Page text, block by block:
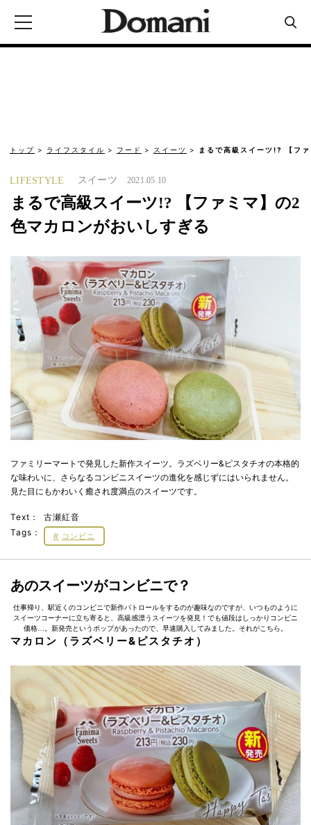
トップ ライフスタイル フード スイーツ まるで高級スイーツ!? 【フ
LIFESTYLE スイーツ 2021.05.10
まるで高級スイーツ!? 【ファミマ】の2
色マカロンがおいしすぎる
ファミリーマートで発見した新作スイーツ。ラズベリー&ピスタチオの本格的
な味わいに、さらなるコンビニスイーツの進化を感じずにはいられません。
見た目にもかわいく癒され度満点のスイーツです。
Text：
古瀬紅音
Tags：
コンビニ
あのスイーツがコンビニで？
仕事帰り、駅近くのコンビニで新作パトロールをするのが趣味なのですが、いつものように
スイーツコーナーに立ち寄ると、高級感漂うスイーツを発見！でも値段はしっかりコンビニ
価格…。新発売というポップがあったので、早速購入してみました。それがこちら。
マカロン（ラズベリー&ピスタチオ）